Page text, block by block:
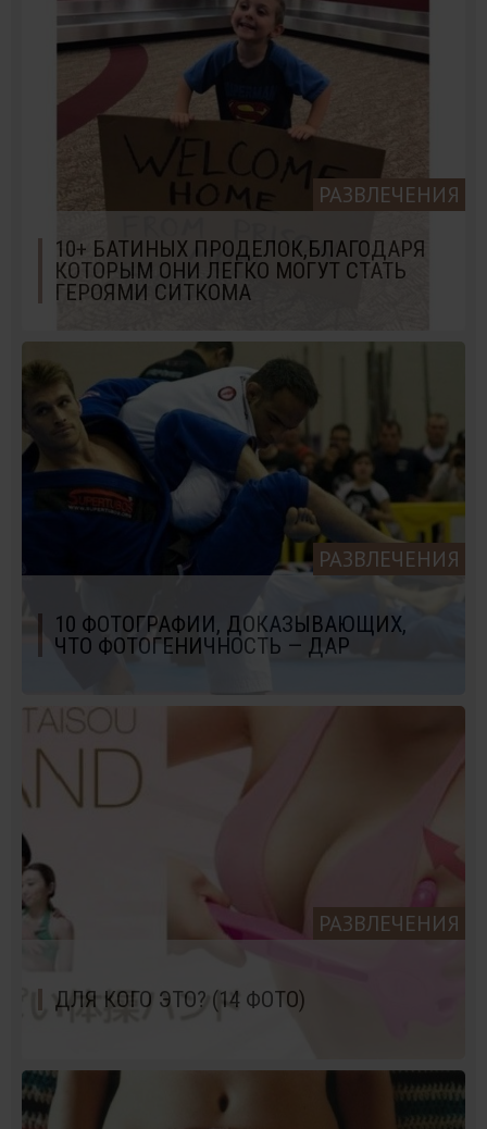
РАЗВЛЕЧЕНИЯ
10+ БАТИНЫХ ПРОДЕЛОК,БЛАГОДАРЯ
КОТОРЫМ ОНИ ЛЕГКО МОГУТ СТАТЬ
ГЕРОЯМИ СИТКОМА
РАЗВЛЕЧЕНИЯ
10 ФОТОГРАФИИ, ДОКАЗЫВАЮЩИХ,
ЧТО ФОТОГЕНИЧНОСТЬ — ДАР
РАЗВЛЕЧЕНИЯ
ДЛЯ КОГО ЭТО? (14 ФОТО)